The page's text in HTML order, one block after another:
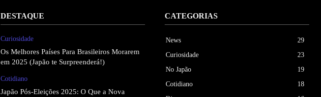
DESTAQUE
Curiosidade
Os Melhores Países Para Brasileiros Morarem
em 2025 (Japão te Surpreenderá!)
Cotidiano
Japão Pós-Eleições 2025: O Que a Nova
CATEGORIAS
News
29
Curiosidade
23
No Japão
19
Cotidiano
18